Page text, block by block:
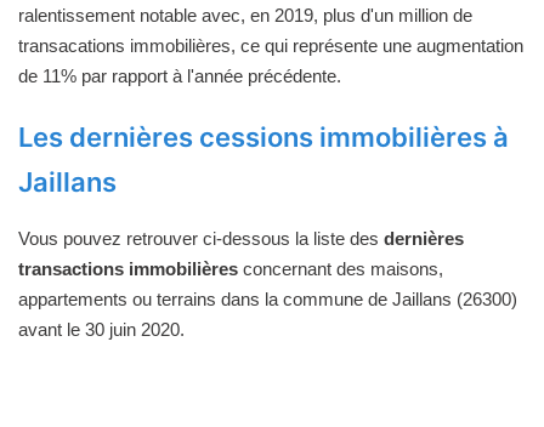
ralentissement notable avec, en 2019, plus d'un million de
transacations immobilières, ce qui représente une augmentation
de 11% par rapport à l'année précédente.
Les dernières cessions immobilières à
Jaillans
Vous pouvez retrouver ci-dessous la liste des dernières
transactions immobilières concernant des maisons,
appartements ou terrains dans la commune de Jaillans (26300)
avant le 30 juin 2020.